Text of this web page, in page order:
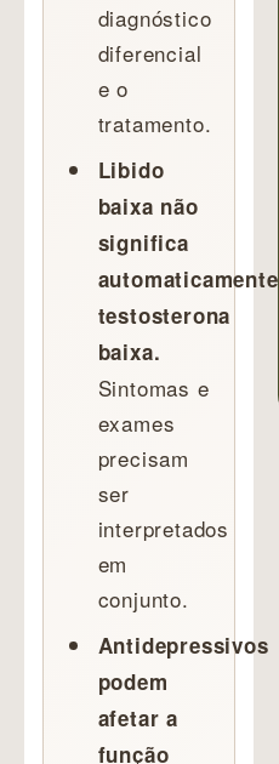
diagnóstico
diferencial
e o
tratamento.
Libido
baixa não
significa
automaticamente
testosterona
baixa.
Sintomas e
exames
precisam
ser
interpretados
em
conjunto.
Antidepressivos
podem
afetar a
função